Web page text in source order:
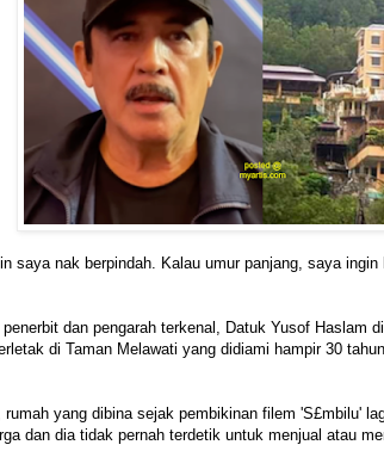
saya nak berpindah. Kalau umur panjang, saya
penerbit dan pengarah terkenal, Datuk Yusof Haslam
di Taman Melawati yang didiami hampir 30
rumah yang dibina sejak pembikinan filem 'S£mbilu'
dan dia tidak pernah terdetik untuk menjual atau